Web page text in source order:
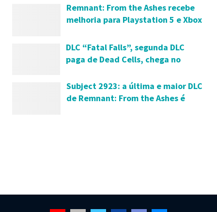
Remnant: From the Ashes recebe
melhoria para Playstation 5 e Xbox
DLC “Fatal Falls”, segunda DLC
paga de Dead Cells, chega no
Subject 2923: a última e maior DLC
de Remnant: From the Ashes é